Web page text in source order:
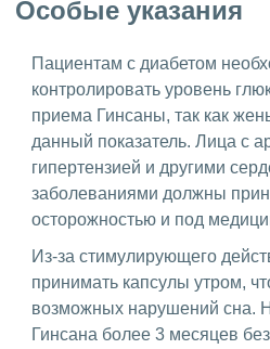
Особые указания
Пациентам с диабетом
контролировать уровень
приема Гинсаны, так как
данный показатель. Лица с
гипертензией и другими
заболеваниями должны
осторожностью и под
Из-за стимулирующего
принимать капсулы утром,
возможных нарушений сна.
Гинсана более 3 месяцев